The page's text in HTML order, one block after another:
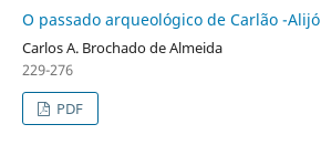
O passado arqueológico de Carlão -Alijó
Carlos A. Brochado de Almeida
229-276
PDF